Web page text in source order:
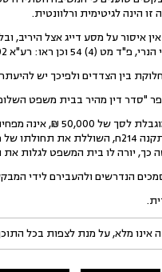
הינה לגיטימית ורלוונטית.
איסור על מסע דייג אצל
בין הצדדים ולפיכך יש להיעתר
מהיר בבית משפט השלום" בעריכת ר.
"העובדה שמדובר בסדר
הצדדים לעיין במסמכים הרלוונטיים
כך, יורה לו בית המשפט לגלות
לידי המבקשים תוך 7 ימים מקבלת
אינו מלא, על מנת לצפות בכל